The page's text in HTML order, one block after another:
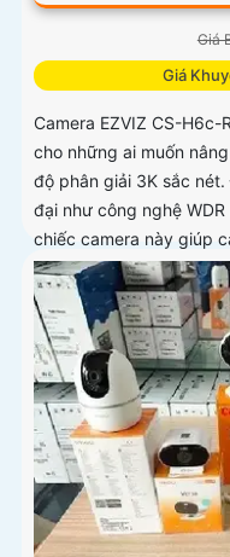
Giá
Giá
Camera EZVIZ CS-H6c-
cho những ai muốn
độ phân giải 3K sắc
đại như công nghệ
chiếc camera này giúp
mọi điều kiện ánh sáng